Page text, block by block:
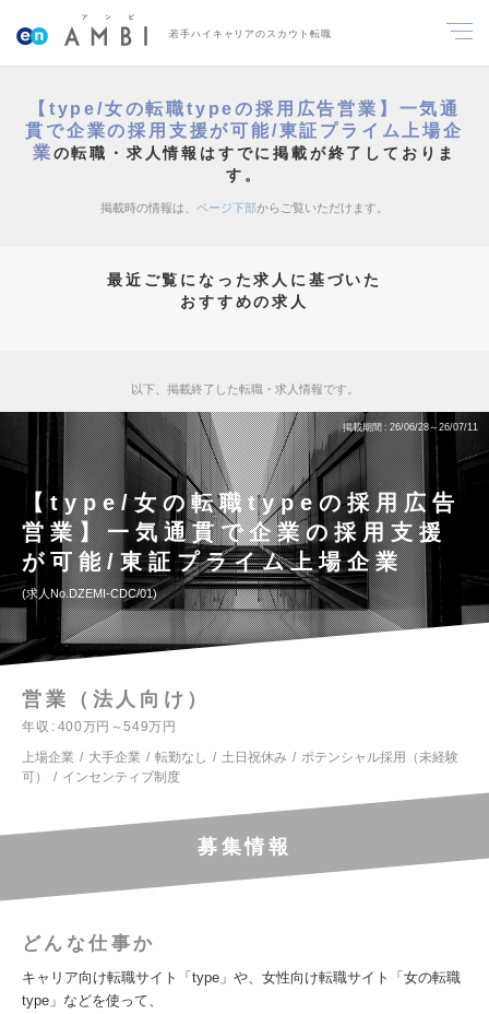
若手ハイキャリアのスカウト転職
【type/女の転職typeの採用広告営業】一気通
貫で企業の採用支援が可能/東証プライム上場企
業の転職・求人情報はすでに掲載が終了しておりま
す。
掲載時の情報は、 ページ下部からご覧いただけます。
最近ご覧になった求人に基づいた
おすすめの求人
以下、掲載終了した転職・求人情報です。
掲載期間 26/06/28～26/07/11
【type/女の転職typeの採用広告
営業】一気通貫で企業の採用支援
が可能/東証プライム上場企業
求人No.DZEMI-CDC/01
営業（法人向け）
年収
400万円～549万円
上場企業
大手企業 転勤なし 土日祝休み
ポテンシャル採用（未経験
可）
インセンティブ制度
募集情報
どんな仕事か
キャリア向け転職サイト「type」や、女性向け転職サイト「女の転職
type」などを使って、